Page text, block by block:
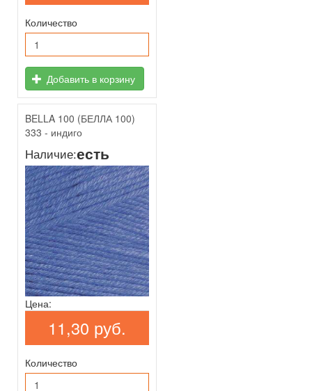
Количество
Добавить в корзину
BELLA 100 (БЕЛЛА 100)
333 - индиго
Наличие:есть
Цена:
11,30 руб.
Количество